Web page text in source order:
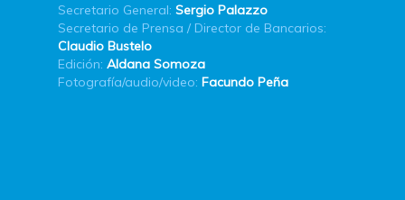
Secretario General: Sergio Palazzo
Secretario de Prensa / Director de Bancarios:
Claudio Bustelo
Edición: Aldana Somoza
Fotografía/audio/video: Facundo Peña